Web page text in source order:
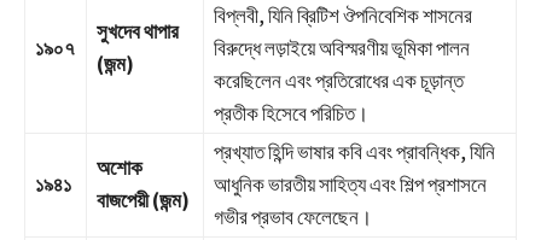
১৯০৭
সুখদেব থাপার
(জন্ম)
বিপ্লবী, যিনি ব্রিটিশ ঔপনিবেশিক শাসনের
বিরুদ্ধে লড়াইয়ে অবিস্মরণীয় ভূমিকা পালন
করেছিলেন এবং প্রতিরোধের এক চূড়ান্ত
প্রতীক হিসেবে পরিচিত।
১৯৪১
অশোক
বাজপেয়ী (জন্ম)
প্রখ্যাত হিন্দি ভাষার কবি এবং প্রাবন্ধিক, যিনি
আধুনিক ভারতীয় সাহিত্য এবং শিল্প প্রশাসনে
গভীর প্রভাব ফেলেছেন।